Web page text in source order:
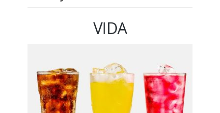
VIDA